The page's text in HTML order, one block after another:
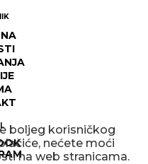
boljeg korisničkog
nećete moći
na web stranicama.